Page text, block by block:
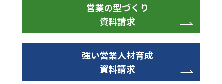
営業の型づくり
資料請求
強い営業人材育成
資料請求